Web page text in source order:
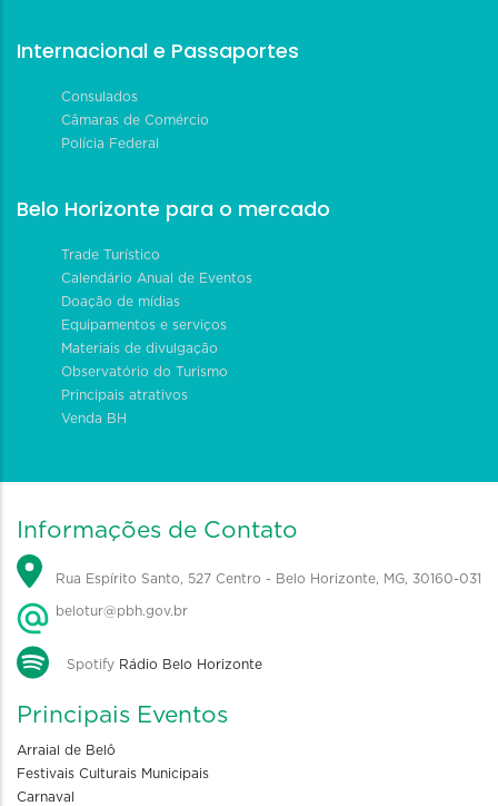
Internacional e Passaportes
Consulados
Câmaras de Comércio
Polícia Federal
Belo Horizonte para o mercado
Trade Turístico
Calendário Anual de Eventos
Doação de mídias
Equipamentos e serviços
Materiais de divulgação
Observatório do Turismo
Principais atrativos
Venda BH
Informações de Contato
Rua Espírito Santo, 527 Centro - Belo Horizonte, MG, 30160-031
belotur@pbh.gov.br
Spotify Rádio Belo Horizonte
Principais Eventos
Arraial de Belô
Festivais Culturais Municipais
Carnaval